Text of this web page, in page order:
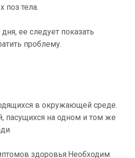
поз тела.
ее следует показать
проблему.
в окружающей среде.
пасущихся на одном и том же
здоровья.Необходим